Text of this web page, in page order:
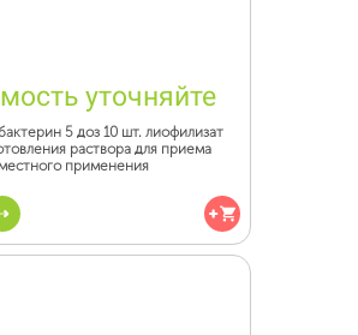
уточняйте
5 доз 10 шт. лиофилизат
раствора для приема
применения